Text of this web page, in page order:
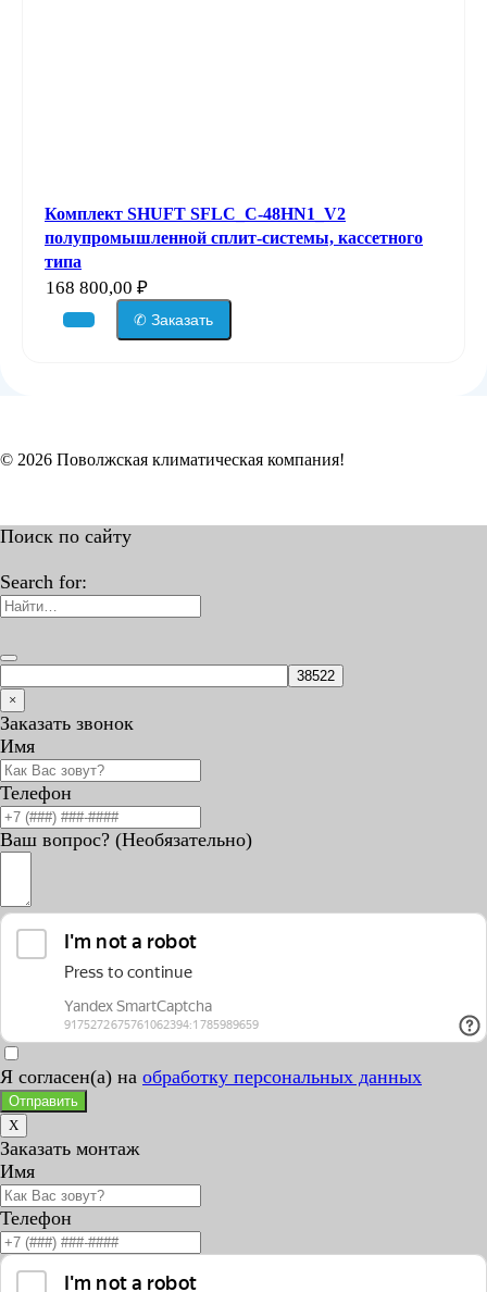
Комплект SHUFT SFLC_C-48HN1_V2
полупромышленной сплит-системы, кассетного
типа
168 800,00 ₽
✆ Заказать
© 2026 Поволжская климатическая компания!
Поиск по сайту
Search for:
×
Заказать звонок
Имя
Телефон
Ваш вопрос? (Необязательно)
Я согласен(а) на обработку персональных данных
Отправить
X
Заказать монтаж
Имя
Телефон